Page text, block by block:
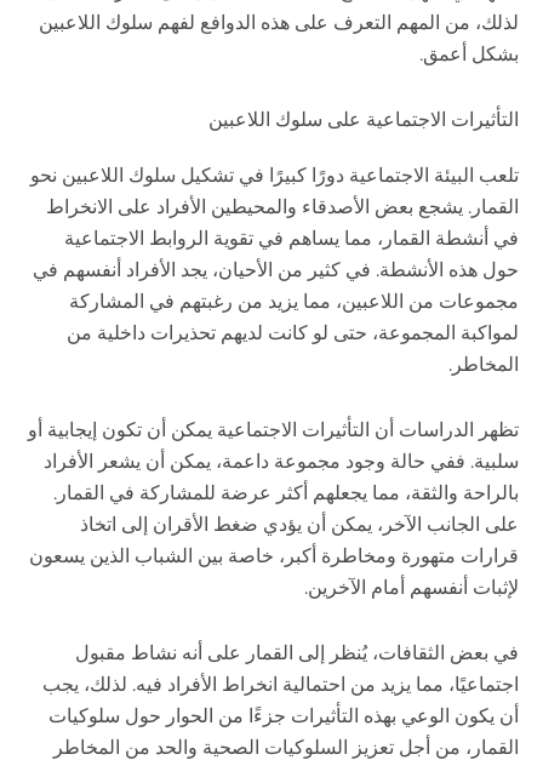
لذلك، من المهم التعرف على هذه الدوافع لفهم سلوك اللاعبين
بشكل أعمق.
التأثيرات الاجتماعية على سلوك اللاعبين
تلعب البيئة الاجتماعية دورًا كبيرًا في تشكيل سلوك اللاعبين نحو
القمار. يشجع بعض الأصدقاء والمحيطين الأفراد على الانخراط
في أنشطة القمار، مما يساهم في تقوية الروابط الاجتماعية
حول هذه الأنشطة. في كثير من الأحيان، يجد الأفراد أنفسهم في
مجموعات من اللاعبين، مما يزيد من رغبتهم في المشاركة
لمواكبة المجموعة، حتى لو كانت لديهم تحذيرات داخلية من
المخاطر.
تظهر الدراسات أن التأثيرات الاجتماعية يمكن أن تكون إيجابية أو
سلبية. ففي حالة وجود مجموعة داعمة، يمكن أن يشعر الأفراد
بالراحة والثقة، مما يجعلهم أكثر عرضة للمشاركة في القمار.
على الجانب الآخر، يمكن أن يؤدي ضغط الأقران إلى اتخاذ
قرارات متهورة ومخاطرة أكبر، خاصة بين الشباب الذين يسعون
لإثبات أنفسهم أمام الآخرين.
في بعض الثقافات، يُنظر إلى القمار على أنه نشاط مقبول
اجتماعيًا، مما يزيد من احتمالية انخراط الأفراد فيه. لذلك، يجب
أن يكون الوعي بهذه التأثيرات جزءًا من الحوار حول سلوكيات
القمار، من أجل تعزيز السلوكيات الصحية والحد من المخاطر